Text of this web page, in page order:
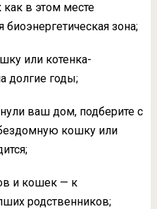
в этом месте
зона;
или котенка-
долгие годы;
ваш дом, подберите с
кошку или
и кошек — к
родственников;